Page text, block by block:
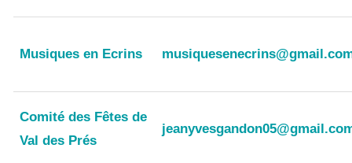
Musiques en Ecrins
Comité des Fêtes de
Val des Prés